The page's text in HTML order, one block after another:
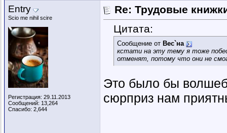
Entry
Scio me nihil scire
Регистрация: 29.11.2013
Сообщений: 13,264
Спасибо: 2,644
Re: Трудовые
Цитата:
Сообщение от Вес`на
кстати на эту тему я тоже
отменят, потому что они не
Это было бы
сюрприз нам